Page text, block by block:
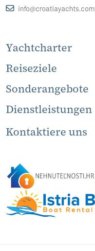
info@croatiayachts.com
Yachtcharter
Reiseziele
Sonderangebote
Dienstleistungen
Kontaktiere uns